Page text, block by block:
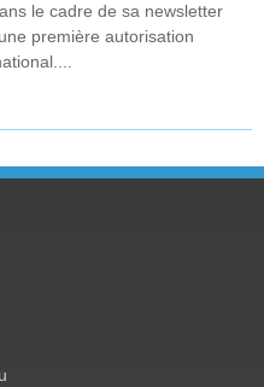
le cadre de sa newsletter
première autorisation